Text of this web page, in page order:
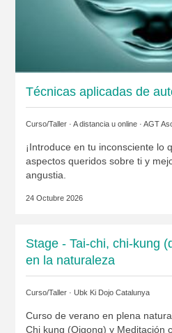
Técnicas aplicadas de
Curso/Taller · A distancia u online · AGT
¡Introduce en tu inconsciente lo
aspectos queridos sobre ti y
angustia.
24 Octubre 2026
Stage - Tai-chi, chi-kung
en la naturaleza
Curso/Taller · Ubk Ki Dojo Catalunya
Curso de verano en plena
Chi kung (Qigong) y Meditación